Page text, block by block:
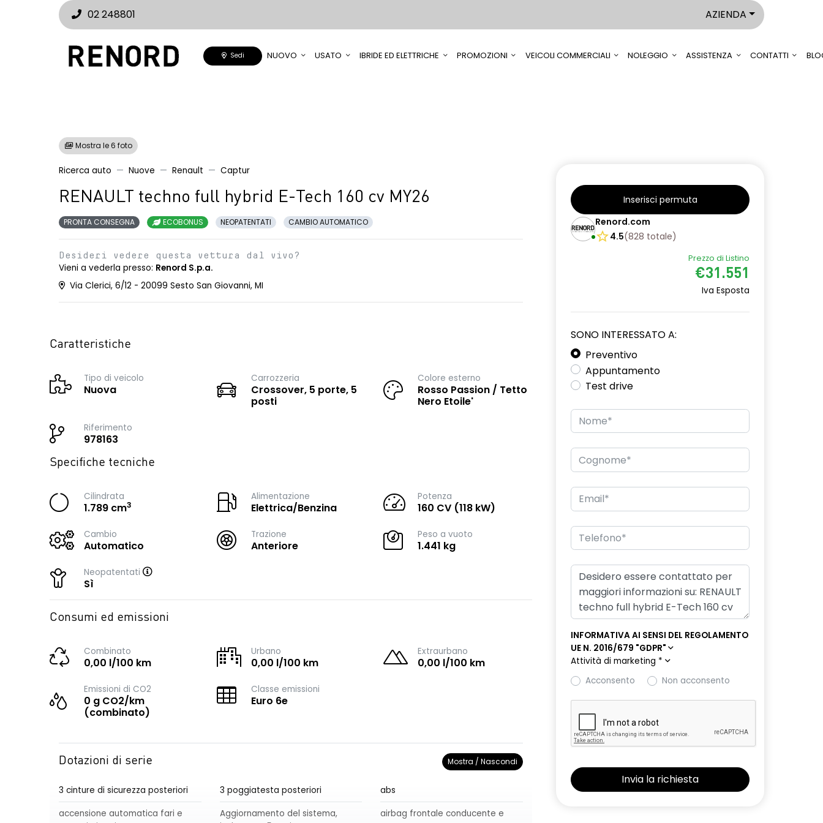
02 248801 AZIENDA
Sedi NUOVO USATO IBRIDE ED ELETTRICHE PROMOZIONI VEICOLI COMMERCIALI NOLEGGIO ASSISTENZA CONTATTI
Mostra le 6 foto
Ricerca auto Nuove Renault Captur
RENAULT techno full hybrid E-Tech 160 cv MY26
PRONTA CONSEGNA ECOBONUS NEOPATENTATI CAMBIO AUTOMATICO
Desideri vedere questa vettura dal vivo?
Vieni a vederla presso: Renord S.p.a.
Via Clerici, 6/12 - 20099 Sesto San Giovanni, MI
Caratteristiche
Tipo di veicolo
Nuova
Carrozzeria
Crossover, 5 porte, 5
posti
Colore esterno
Rosso Passion / Tetto
Nero Etoile'
Riferimento
978163
Specifiche tecniche
Cilindrata
1.789 cm3
Alimentazione
Elettrica/Benzina
Potenza
160 CV (118 kW)
Cambio
Automatico
Trazione
Anteriore
Peso a vuoto
1.441 kg
Neopatentati
Sì
Consumi ed emissioni
Combinato
0,00 l/100 km
Urbano
0,00 l/100 km
Extraurbano
0,00 l/100 km
Emissioni di CO2
0 g CO2/km
(combinato)
Classe emissioni
Euro 6e
Dotazioni di serie Mostra / Nascondi
3 cinture di sicurezza posteriori 3 poggiatesta posteriori
abs
accensione automatica fari e
Aggiornamento del sistema,
airbag frontale conducente e
Inserisci permuta
Renord.com
4.5(828 totale)
Prezzo di Listino
€31.551
Iva Esposta
SONO INTERESSATO A:
Preventivo
Appuntamento
Test drive
INFORMATIVA AI SENSI DEL REGOLAMENTO
UE N. 2016/679 "GDPR"
Attività di marketing *
Acconsento
Non acconsento